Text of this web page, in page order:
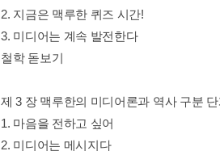
2. 지금은 맥루한 퀴즈 시간!
3. 미디어는 계속 발전한다
철학 돋보기
제 3 장 맥루한의 미디어론과 역사 구분 단
1. 마음을 전하고 싶어
2. 미디어는 메시지다